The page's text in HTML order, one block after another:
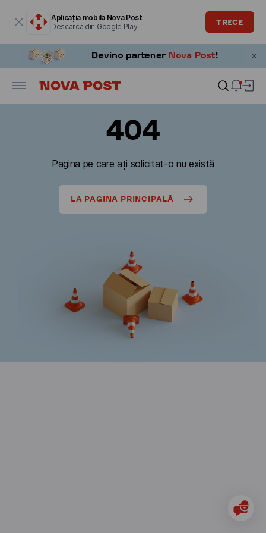
Aplicația mobilă Nova Post
Descarcă din Google Play
TRECE
404
Pagina pe care ați solicitat-o nu există
LA PAGINA PRINCIPALĂ